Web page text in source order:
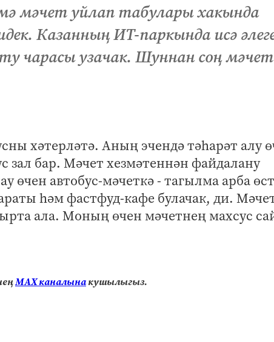
мәчет уйлап табулары хакында
Казанның ИТ-паркында исә
чарасы узачак. Шуннан соң мәчет
хәтерләтә. Аның эчендә тәһарәт алу
зал бар. Мәчет хезмәтеннән файдалану
автобус-мәчеткә - тагылма арба
һәм фастфуд-кафе булачак, ди.
ала. Моның өчен мәчетнең махсус
МАХ каналынакушылыгыз.